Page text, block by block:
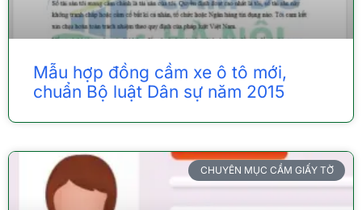
Mẫu hợp đồng cầm xe ô tô mới,
chuẩn Bộ luật Dân sự năm 2015
CHUYÊN MỤC CẦM GIẤY TỜ